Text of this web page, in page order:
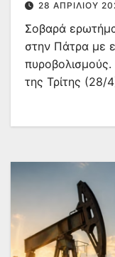
28 ΑΠΡΙΛΊΟΥ
Σοβαρά
στην Πάτρα με
της Τρίτης (28/